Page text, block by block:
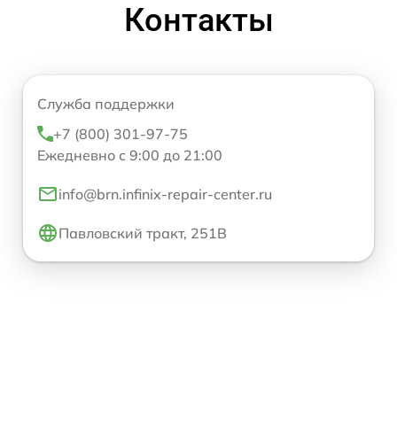
Контакты
Служба поддержки
+7 (800) 301-97-75
Ежедневно с 9:00 до 21:00
info@brn.infinix-repair-center.ru
Павловский тракт, 251В